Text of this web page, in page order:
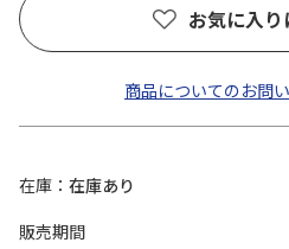
お気に入
商品についてのお問
在庫
在庫あり
販売期間